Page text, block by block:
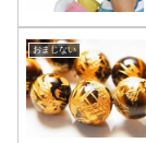
おまじない